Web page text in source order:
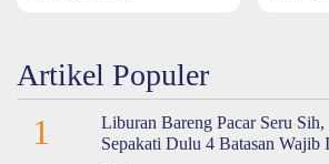
Artikel Populer
1
Liburan Bareng Pacar Seru
Sepakati Dulu 4 Batasan Wajib